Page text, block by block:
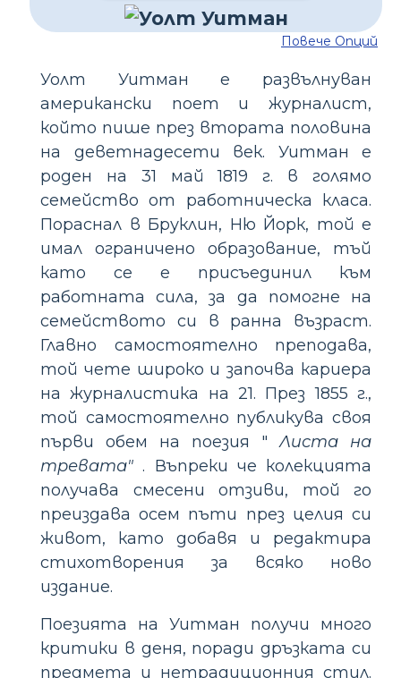
Повече Опций
Уолт Уитман е развълнуван
американски поет и журналист,
който пише през втората половина
на деветнадесети век. Уитман е
роден на 31 май 1819 г. в голямо
семейство от работническа класа.
Пораснал в Бруклин, Ню Йорк, той е
имал ограничено образование, тъй
като се е присъединил към
работната сила, за да помогне на
семейството си в ранна възраст.
Главно самостоятелно преподава,
той чете широко и започва кариера
на журналистика на 21. През 1855 г.,
той самостоятелно публикува своя
първи обем на поезия "Листа на
тревата" . Въпреки че колекцията
получава смесени отзиви, той го
преиздава осем пъти през целия си
живот, като добавя и редактира
стихотворения за всяко ново
издание.
Поезията на Уитман получи много
критики в деня, поради дръзката си
предмета и нетрадиционния стил.